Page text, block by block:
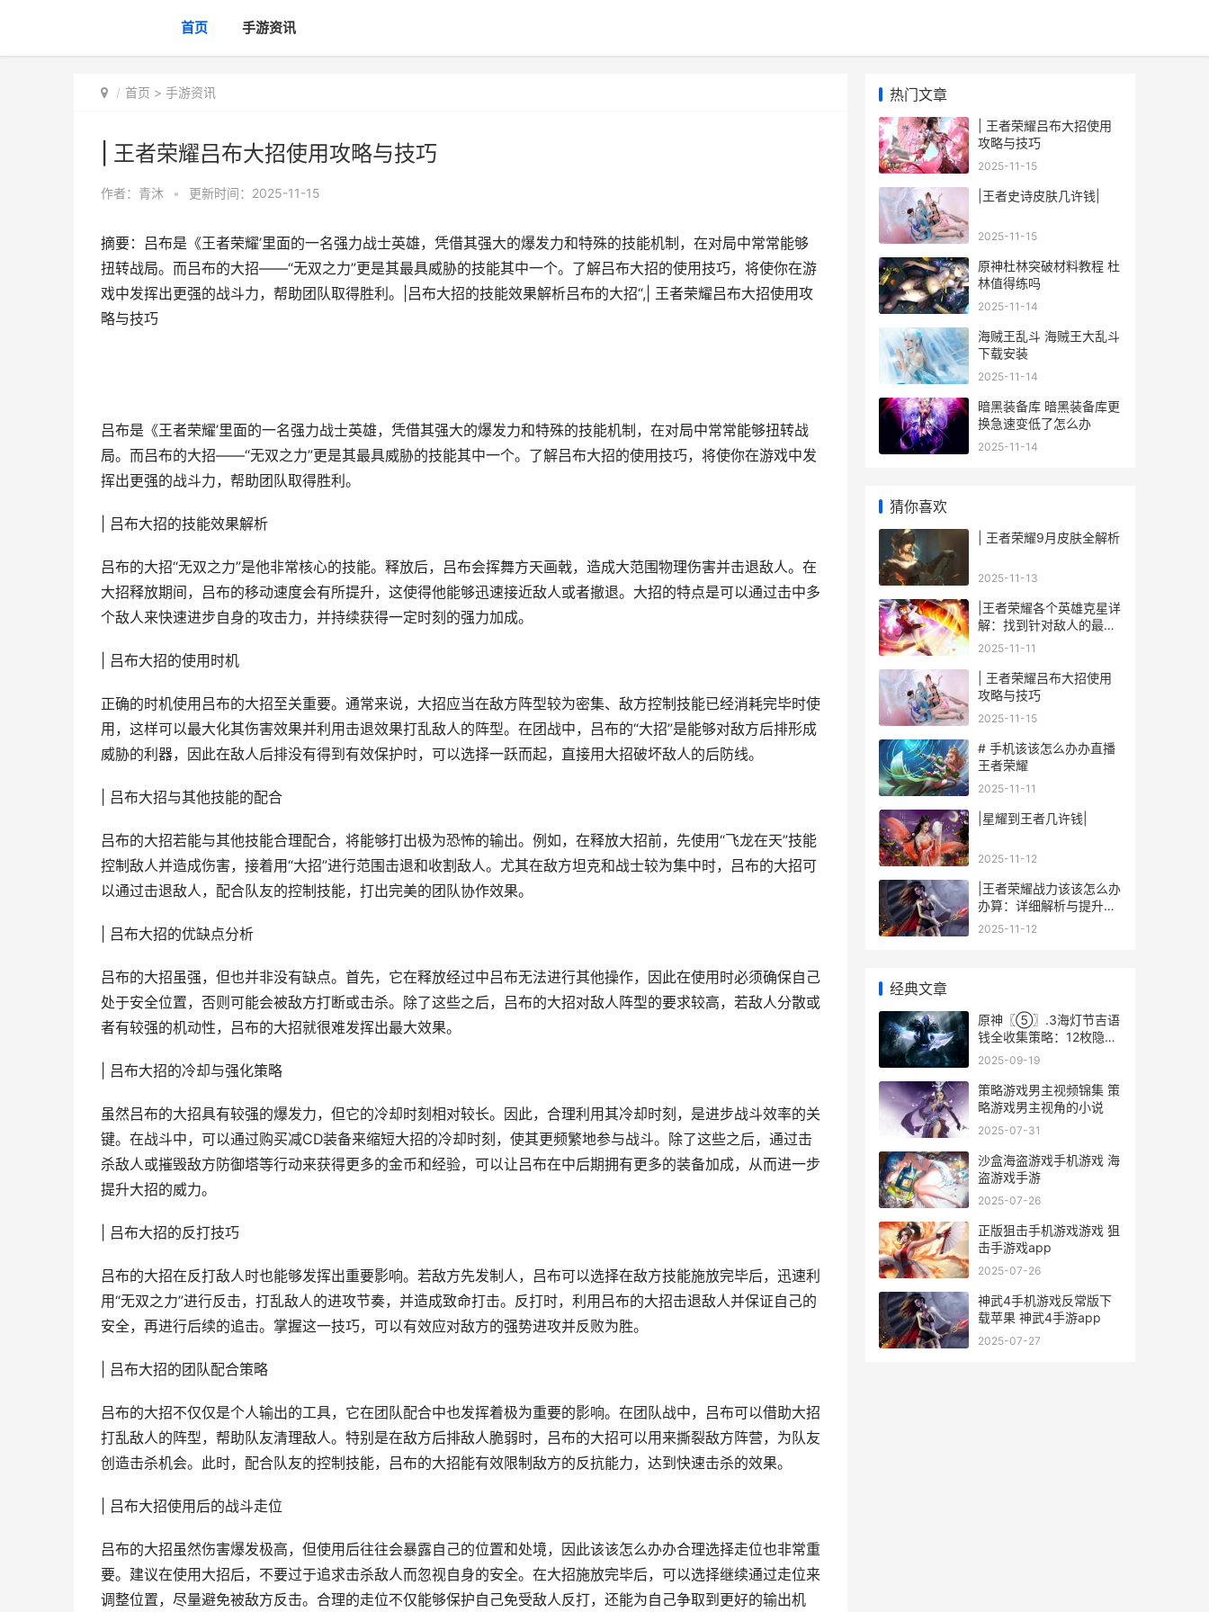
首页 手游资讯
首页 > 手游资讯
| 王者荣耀吕布大招使用攻略与技巧
作者： 青沐 • 更新时间：2025-11-15
摘要：吕布是《王者荣耀’里面的一名强力战士英雄，凭借其强大的爆发力和特殊的技能机制，在对局中常常能够
扭转战局。而吕布的大招——“无双之力”更是其最具威胁的技能其中一个。了解吕布大招的使用技巧，将使你在游
戏中发挥出更强的战斗力，帮助团队取得胜利。|吕布大招的技能效果解析吕布的大招“,| 王者荣耀吕布大招使用攻
略与技巧
吕布是《王者荣耀’里面的一名强力战士英雄，凭借其强大的爆发力和特殊的技能机制，在对局中常常能够扭转战
局。而吕布的大招——“无双之力”更是其最具威胁的技能其中一个。了解吕布大招的使用技巧，将使你在游戏中发
挥出更强的战斗力，帮助团队取得胜利。
| 吕布大招的技能效果解析
吕布的大招“无双之力”是他非常核心的技能。释放后，吕布会挥舞方天画戟，造成大范围物理伤害并击退敌人。在
大招释放期间，吕布的移动速度会有所提升，这使得他能够迅速接近敌人或者撤退。大招的特点是可以通过击中多
个敌人来快速进步自身的攻击力，并持续获得一定时刻的强力加成。
| 吕布大招的使用时机
正确的时机使用吕布的大招至关重要。通常来说，大招应当在敌方阵型较为密集、敌方控制技能已经消耗完毕时使
用，这样可以最大化其伤害效果并利用击退效果打乱敌人的阵型。在团战中，吕布的“大招”是能够对敌方后排形成
威胁的利器，因此在敌人后排没有得到有效保护时，可以选择一跃而起，直接用大招破坏敌人的后防线。
| 吕布大招与其他技能的配合
吕布的大招若能与其他技能合理配合，将能够打出极为恐怖的输出。例如，在释放大招前，先使用“飞龙在天”技能
控制敌人并造成伤害，接着用“大招”进行范围击退和收割敌人。尤其在敌方坦克和战士较为集中时，吕布的大招可
以通过击退敌人，配合队友的控制技能，打出完美的团队协作效果。
| 吕布大招的优缺点分析
吕布的大招虽强，但也并非没有缺点。首先，它在释放经过中吕布无法进行其他操作，因此在使用时必须确保自己
处于安全位置，否则可能会被敌方打断或击杀。除了这些之后，吕布的大招对敌人阵型的要求较高，若敌人分散或
者有较强的机动性，吕布的大招就很难发挥出最大效果。
| 吕布大招的冷却与强化策略
虽然吕布的大招具有较强的爆发力，但它的冷却时刻相对较长。因此，合理利用其冷却时刻，是进步战斗效率的关
键。在战斗中，可以通过购买减CD装备来缩短大招的冷却时刻，使其更频繁地参与战斗。除了这些之后，通过击
杀敌人或摧毁敌方防御塔等行动来获得更多的金币和经验，可以让吕布在中后期拥有更多的装备加成，从而进一步
提升大招的威力。
| 吕布大招的反打技巧
吕布的大招在反打敌人时也能够发挥出重要影响。若敌方先发制人，吕布可以选择在敌方技能施放完毕后，迅速利
用“无双之力”进行反击，打乱敌人的进攻节奏，并造成致命打击。反打时，利用吕布的大招击退敌人并保证自己的
安全，再进行后续的追击。掌握这一技巧，可以有效应对敌方的强势进攻并反败为胜。
| 吕布大招的团队配合策略
吕布的大招不仅仅是个人输出的工具，它在团队配合中也发挥着极为重要的影响。在团队战中，吕布可以借助大招
打乱敌人的阵型，帮助队友清理敌人。特别是在敌方后排敌人脆弱时，吕布的大招可以用来撕裂敌方阵营，为队友
创造击杀机会。此时，配合队友的控制技能，吕布的大招能有效限制敌方的反抗能力，达到快速击杀的效果。
| 吕布大招使用后的战斗走位
吕布的大招虽然伤害爆发极高，但使用后往往会暴露自己的位置和处境，因此该该怎么办办合理选择走位也非常重
要。建议在使用大招后，不要过于追求击杀敌人而忽视自身的安全。在大招施放完毕后，可以选择继续通过走位来
调整位置，尽量避免被敌方反击。合理的走位不仅能够保护自己免受敌人反打，还能为自己争取到更好的输出机
热门文章
| 王者荣耀吕布大招使用
攻略与技巧
2025-11-15
|王者史诗皮肤几许钱|
2025-11-15
原神杜林突破材料教程 杜
林值得练吗
2025-11-14
海贼王乱斗 海贼王大乱斗
下载安装
2025-11-14
暗黑装备库 暗黑装备库更
换急速变低了怎么办
2025-11-14
猜你喜欢
| 王者荣耀9月皮肤全解析
2025-11-13
|王者荣耀各个英雄克星详
解：找到针对敌人的最佳
突破口|
2025-11-11
| 王者荣耀吕布大招使用
攻略与技巧
2025-11-15
# 手机该该怎么办办直播
王者荣耀
2025-11-11
|星耀到王者几许钱|
2025-11-12
|王者荣耀战力该该怎么办
办算：详细解析与提升攻
略|
2025-11-12
经典文章
原神〖⑤〗.3海灯节吉语
钱全收集策略：12枚隐藏
钱币位置详细解答 海昏行
2025-09-19
策略游戏男主视频锦集 策
略游戏男主视角的小说
2025-07-31
沙盒海盗游戏手机游戏 海
盗游戏手游
2025-07-26
正版狙击手机游戏游戏 狙
击手游戏app
2025-07-26
神武4手机游戏反常版下
载苹果 神武4手游app
2025-07-27